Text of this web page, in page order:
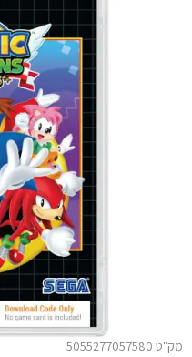
מק"ט 5055277057580